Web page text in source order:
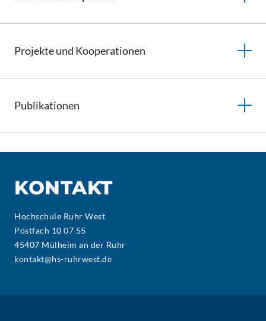
Projekte und Kooperationen
Publikationen
KONTAKT
Hochschule Ruhr West
Postfach 10 07 55
45407 Mülheim an der Ruhr
kontakt@hs-ruhrwest.de